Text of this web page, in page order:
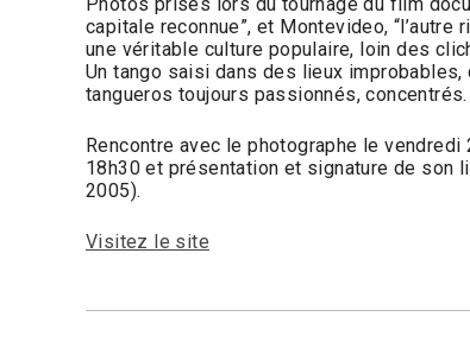
capitale reconnue”, et Montevideo,
une véritable culture populaire, loin des
Un tango saisi dans des lieux
tangueros toujours passionnés, concentrés.
Rencontre avec le photographe le
18h30 et présentation et signature de son
2005).
Visitez le site